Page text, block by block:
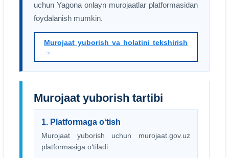
uchun Yagona onlayn murojaatlar platformasidan
foydalanish mumkin.
Murojaat yuborish va holatini tekshirish
→
Murojaat yuborish tartibi
1. Platformaga o‘tish
Murojaat yuborish uchun murojaat.gov.uz
platformasiga o‘tiladi.